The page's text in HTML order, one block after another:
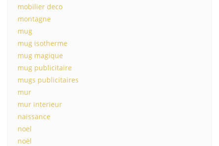
mobilier deco
montagne
mug
mug isotherme
mug magique
mug publicitaire
mugs publicitaires
mur
mur interieur
naissance
noel
noël